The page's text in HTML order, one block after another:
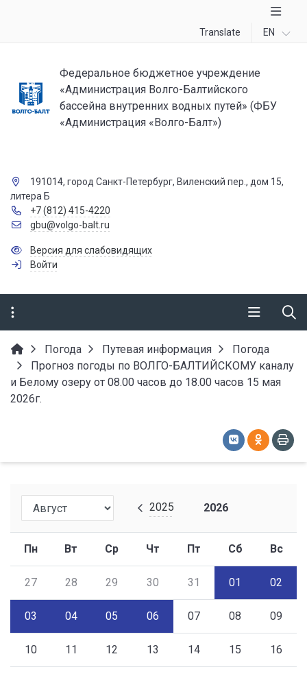
Translate EN
Федеральное бюджетное учреждение
«Администрация Волго-Балтийского
бассейна внутренних водных путей» (ФБУ
«Администрация «Волго-Балт»)
191014, город Санкт-Петербург, Виленский пер., дом 15,
литера Б
+7 (812) 415-4220
gbu@volgo-balt.ru
Версия для слабовидящих
Войти
Погода Путевая информация
Погода
Прогноз погоды по ВОЛГО-БАЛТИЙСКОМУ каналу
и Белому озеру от 08.00 часов до 18.00 часов 15 мая
2026г.
2025 2026
Пн Вт Ср Чт Пт Сб Вс
27 28 29 30 31 01 02
03 04 05 06 07 08 09
10 11 12 13 14 15 16